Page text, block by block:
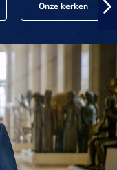
Onze kerken